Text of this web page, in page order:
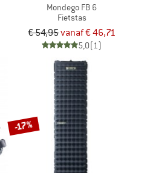
Mondego FB 6
Fietstas
€ 54,95vanaf € 46,71
5,0(1)
-17%